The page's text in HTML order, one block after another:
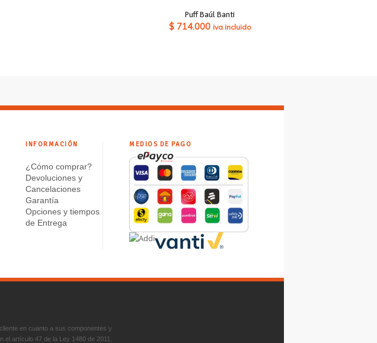
Puff Baúl Banti
$714.000 iva incluido
INFORMACIÓN
¿Cómo comprar?
Devoluciones y
Cancelaciones
Garantía
Opciones y tiempos
de Entrega
MEDIOS DE PAGO
en cuanto a sus componentes y
artículo 47 de la Ley 1480 de 2011,